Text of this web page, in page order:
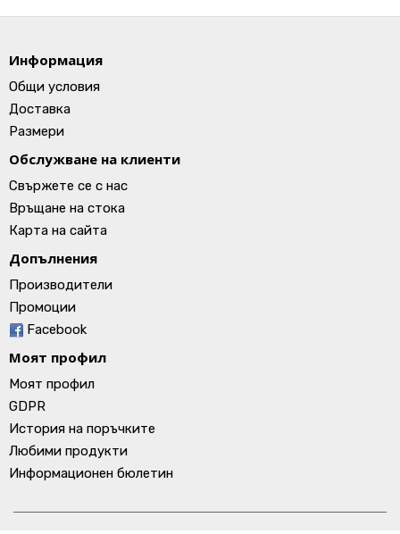
Информация
Общи условия
Доставка
Размери
Обслужване на клиенти
Свържете се с нас
Връщане на стока
Карта на сайта
Допълнения
Производители
Промоции
Facebook
Моят профил
Моят профил
GDPR
История на поръчките
Любими продукти
Информационен бюлетин